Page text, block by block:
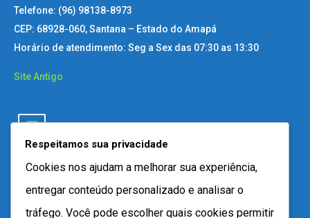
Telefone: (96) 98138-8973
CEP: 68928-060, Santana – Estado do Amapá
Horário de atendimento: Seg a Sex das 07:30 as 13:30
Site Antigo
Respeitamos sua privacidade
Cookies nos ajudam a melhorar sua experiência,
entregar conteúdo personalizado e analisar o
tráfego. Você pode escolher quais cookies permitir